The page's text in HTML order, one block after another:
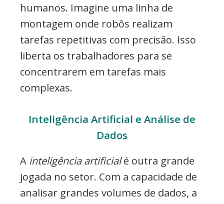
humanos. Imagine uma linha de
montagem onde robôs realizam
tarefas repetitivas com precisão. Isso
liberta os trabalhadores para se
concentrarem em tarefas mais
complexas.
Inteligência Artificial e Análise de
Dados
A inteligência artificialé outra grande
jogada no setor. Com a capacidade de
analisar grandes volumes de dados, a